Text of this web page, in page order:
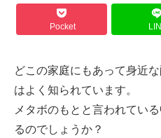
Pocket
どこの家庭にもあって身近
はよく知られています。
メタボのもとと言われてい
るのでしょうか？